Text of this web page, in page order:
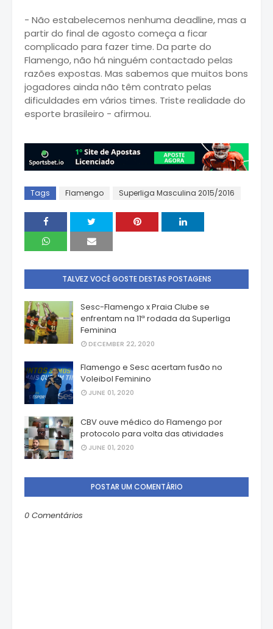
- Não estabelecemos nenhuma deadline, mas a
partir do final de agosto começa a ficar
complicado para fazer time. Da parte do
Flamengo, não há ninguém contactado pelas
razões expostas. Mas sabemos que muitos bons
jogadores ainda não têm contrato pelas
dificuldades em vários times. Triste realidade do
esporte brasileiro - afirmou.
Tags Flamengo Superliga Masculina 2015/2016
TALVEZ VOCÊ GOSTE DESTAS POSTAGENS
Sesc-Flamengo x Praia Clube se
enfrentam na 11ª rodada da Superliga
Feminina
DECEMBER 22, 2020
Flamengo e Sesc acertam fusão no
Voleibol Feminino
JUNE 01, 2020
CBV ouve médico do Flamengo por
protocolo para volta das atividades
JUNE 01, 2020
POSTAR UM COMENTÁRIO
0 Comentários